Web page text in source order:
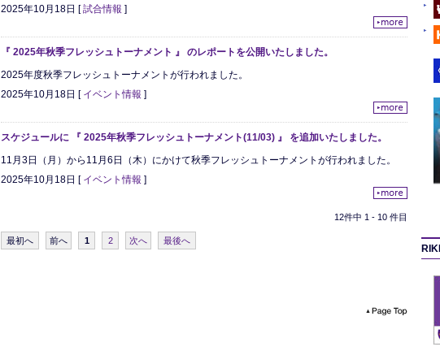
2025年10月18日 [試合情報 ]
『 2025年秋季フレッシュトーナメント 』 のレポートを公開いたしました。
2025年度秋季フレッシュトーナメントが行われました。
2025年10月18日 [ イベント情報 ]
スケジュールに 『 2025年秋季フレッシュトーナメント(11/03) 』 を追加いたしました。
11月3日（月）から11月6日（木）にかけて秋季フレッシュトーナメントが行われました。
2025年10月18日 [ イベント情報 ]
12件中 1 - 10 件目
最初へ 前へ 1 2 次へ 最後へ